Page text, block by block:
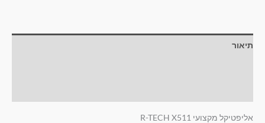
תיאור
אליפטיקל מקצועי R-TECH X511